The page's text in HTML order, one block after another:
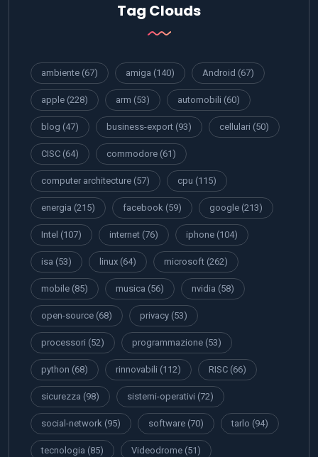
Tag Clouds
ambiente (67) amiga (140) Android (67)
apple (228) arm (53) automobili (60)
blog (47) business-export (93) cellulari (50)
CISC (64) commodore (61)
computer architecture (57) cpu (115)
energia (215) facebook (59) google (213)
Intel (107) internet (76) iphone (104)
isa (53) linux (64) microsoft (262)
mobile (85) musica (56) nvidia (58)
open-source (68) privacy (53)
processori (52) programmazione (53)
python (68) rinnovabili (112) RISC (66)
sicurezza (98) sistemi-operativi (72)
social-network (95) software (70) tarlo (94)
tecnologia (85) Videodrome (51)